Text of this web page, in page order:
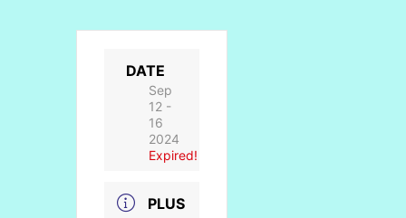
DATE
Sep
12 -
16
2024
Expired!
PLUS